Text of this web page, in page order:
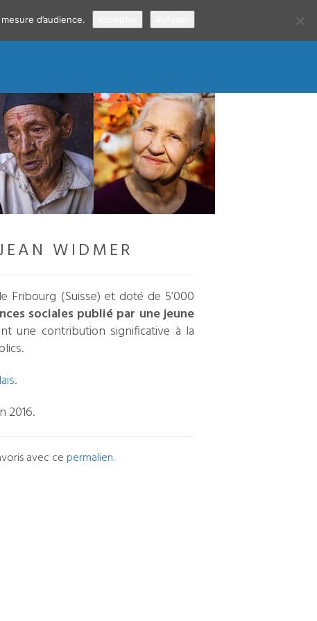
WIDMER
Fribourg (Suisse) et doté de 5’000
sociales publié par une jeune
une contribution significative à la
.
2016.
avec ce permalien.
d’audience.